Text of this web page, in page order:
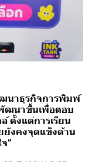
นาธุรกิจการพิมพ์
พัฒนาขึ้นเพื่อตอบ
ตั้งแต่การเรียน
ยังคงจุดแข็งด้าน
”